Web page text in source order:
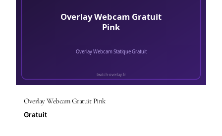
Overlay Webcam Gratuit Pink
Gratuit